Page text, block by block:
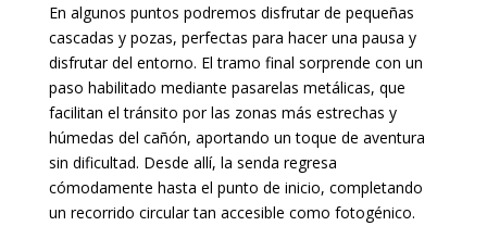
En algunos puntos podremos disfrutar de pequeñas
cascadas y pozas, perfectas para hacer una pausa y
disfrutar del entorno. El tramo final sorprende con un
paso habilitado mediante pasarelas metálicas, que
facilitan el tránsito por las zonas más estrechas y
húmedas del cañón, aportando un toque de aventura
sin dificultad. Desde allí, la senda regresa
cómodamente hasta el punto de inicio, completando
un recorrido circular tan accesible como fotogénico.